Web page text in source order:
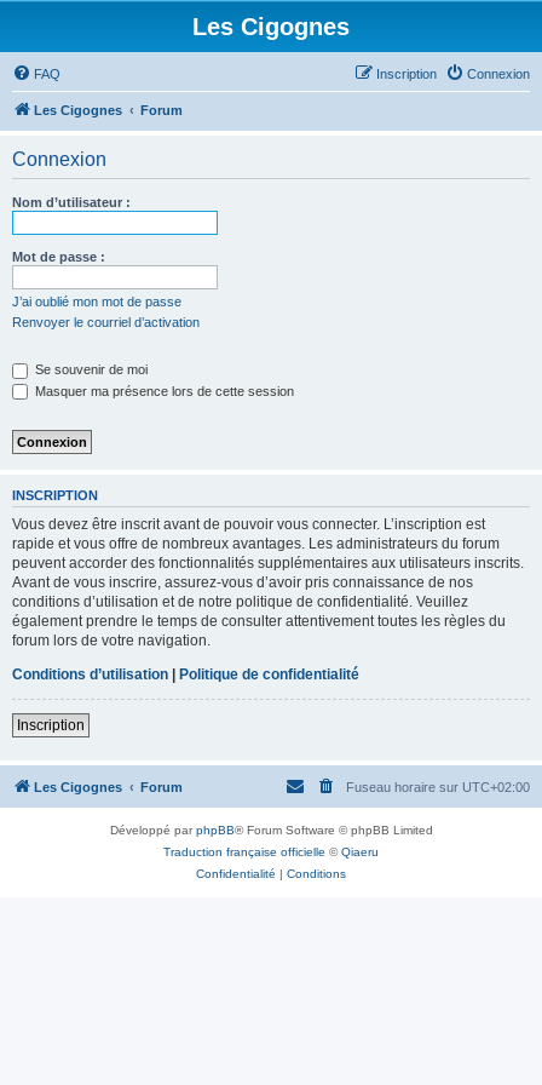
Les Cigognes
FAQ Connexion
Inscription
Les Cigognes Forum
Connexion
Nom d’utilisateur :
Mot de passe :
J’ai oublié mon mot de passe
Renvoyer le courriel d’activation
Se souvenir de moi
Masquer ma présence lors de cette session
INSCRIPTION
Vous devez être inscrit avant de pouvoir vous connecter. L’inscription est
rapide et vous offre de nombreux avantages. Les administrateurs du forum
peuvent accorder des fonctionnalités supplémentaires aux utilisateurs inscrits.
Avant de vous inscrire, assurez-vous d’avoir pris connaissance de nos
conditions d’utilisation et de notre politique de confidentialité. Veuillez
également prendre le temps de consulter attentivement toutes les règles du
forum lors de votre navigation.
Conditions d’utilisation | Politique de confidentialité
Inscription
Les Cigognes Forum Fuseau horaire sur UTC+02:00
Développé parphpBB® Forum Software © phpBB Limited
Traduction française officielle ©Qiaeru
Confidentialité | Conditions